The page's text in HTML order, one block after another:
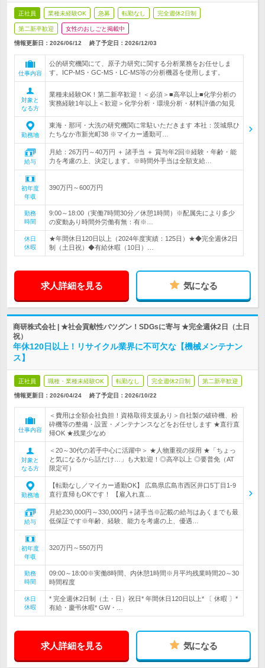
正社員 業種未経験OK 急募 転勤なし 完全週休2日制
第二新卒歓迎 女性のおしごと掲載中
情報更新日：2026/06/12 終了予定日： 2026/12/03
仕事内容
公的研究機関にて、原子力研究に関する分析業務をお任せしま
す。ICP-MS・GC-MS・LC-MS等の分析機器を使用します。
対象と
なる方
業種未経験OK！第二新卒歓迎！＜必須＞■高卒以上■化学分析の
実務経験1年以上＜歓迎＞化学分析・環境分析・材料評価の知見
勤務地
東海・那珂・大洗の研究機関に常駐いただきます 本社：茨城県ひ
たちなか市新光町38 ※マイカー通勤可…
給与
月給：26万円～40万円 ＋ 諸手当 ＋ 賞与年2回※経験・年齢・能
力を考慮の上、決定します。※時間外手当は全額支給…
初年度
年収
390万円～600万円
勤務
時間
9:00～18:00（実働7時間30分／休憩1時間）※配属先により多少
の変動あり時間外労働有無：有※…
休日
休暇
★年間休日120日以上（2024年度実績：125日）★◆完全週休2日
制（土日祝）◆有給休暇（10日）…
求人詳細を見る 気になる
商研株式会社 | ★社会貢献性バツグン！SDGsに寄与 ★完全週休2日（土日
祝）
年休120日以上！リサイクル業界に不可欠な【機械メンテナン
ス】
正社員 職種・業種未経験OK 転勤なし 完全週休2日制 第二新卒歓迎
情報更新日：2026/04/24 終了予定日： 2026/10/22
仕事内容
＜費用は全額会社負担！資格取得支援あり＞自社製の破砕機、粉
砕機等の整備・設置・メンテナンスなどをお任せします ★直行直
帰OK ★残業少なめ
対象と
なる方
＜20～30代の若手中心に活躍中＞ ★人物重視の採用 ★「ちょっ
と気になるから話だけ…」も大歓迎！◎高卒以上 ◎要普免（AT
限定可）
勤務地
【転勤なし／マイカー通勤OK】 広島県広島市西区井口5丁目1-9
直行直帰もOKです！ 【雇入れ直…
給与
月給230,000円～330,000円＋諸手当※記載の給与はあくまでも最
低保証です※年齢、経験、能力を考慮の上、優遇…
初年度
年収
320万円～550万円
勤務
時間
09:00～18:00※実働8時間、内休憩1時間※月平均残業時間20～30
時間程度
休日
休暇
* 完全週休2日制（土・日）祝日* 年間休日120日以上* 〔 休暇 〕*
有給・慶弔休暇* GW・…
求人詳細を見る 気になる